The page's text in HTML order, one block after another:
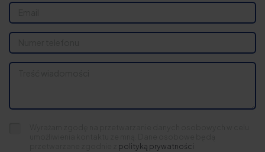
polityką prywatności